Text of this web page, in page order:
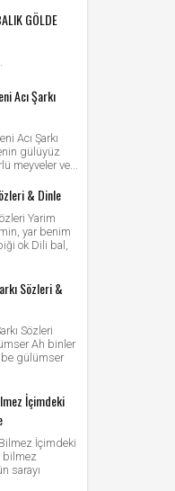
GÖLDE
Acı Şarkı
Acı Şarkı
gülüyüz
meyveler ve...
& Dinle
Yarim
yar benim
ok Dili bal,
Sözleri &
Sözleri
Ah binler
gülümser
İçimdeki
İçimdeki
bilmez
sarayı